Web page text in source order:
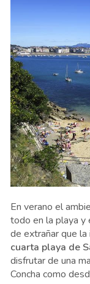
En verano el
todo en la playa y
de extrañar que la
cuarta playa de
disfrutar de una
Concha como